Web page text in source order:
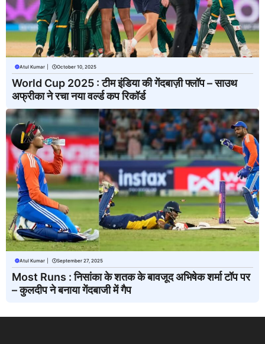
Atul Kumar October 10, 2025
World Cup 2025 : टीम इंडिया की गेंदबाज़ी फ्लॉप – साउथ
अफ्रीका ने रचा नया वर्ल्ड कप रिकॉर्ड
Atul Kumar September 27, 2025
Most Runs : निसांका के शतक के बावजूद अभिषेक शर्मा टॉप पर
– कुलदीप ने बनाया गेंदबाजी में गैप